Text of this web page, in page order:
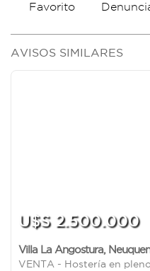
Favorito
AVISOS SIMILARES
U$S 2.500.000
Villa La Angostura, Neuquen